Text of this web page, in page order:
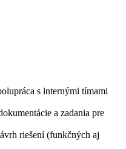
s internými tímami
a zadania pre
riešení (funkčných aj